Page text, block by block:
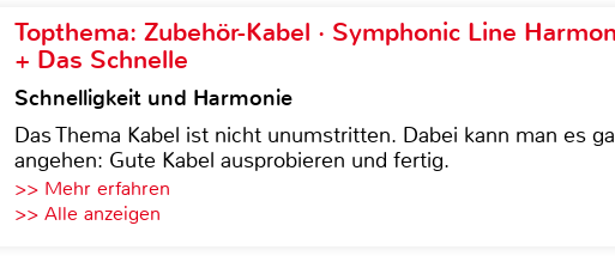
Topthema: Zubehör-Kabel · Symphonic Line
+ Das Schnelle
Schnelligkeit und Harmonie
Das Thema Kabel ist nicht unumstritten. Dabei kann man es
angehen: Gute Kabel ausprobieren und fertig.
>> Mehr erfahren
>> Alle anzeigen